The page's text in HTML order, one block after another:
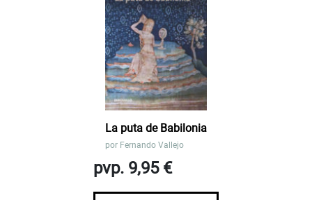
La puta de Babilonia
por Fernando Vallejo
pvp. 9,95 €